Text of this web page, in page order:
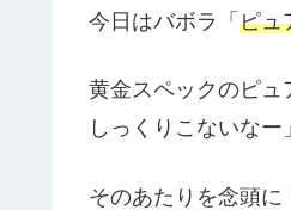
今日はバボラ「 ピュ
黄金スペックのピュ
しっくりこないな
そのあたりを念頭に